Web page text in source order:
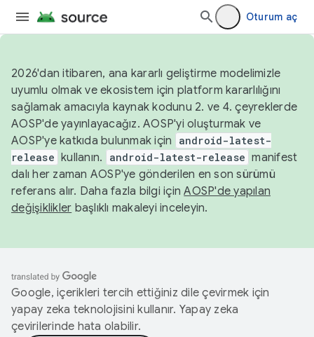
Oturum aç
2026'dan itibaren, ana kararlı geliştirme modelimizle
uyumlu olmak ve ekosistem için platform kararlılığını
sağlamak amacıyla kaynak kodunu 2. ve 4. çeyreklerde
AOSP'de yayınlayacağız. AOSP'yi oluşturmak ve
AOSP'ye katkıda bulunmak için
android-latest-
release kullanın. android-latest-release manifest
dalı her zaman AOSP'ye gönderilen en son sürümü
referans alır. Daha fazla bilgi içinAOSP'de yapılan
değişiklikler başlıklı makaleyi inceleyin.
Google, içerikleri tercih ettiğiniz dile çevirmek için
yapay zeka teknolojisini kullanır. Yapay zeka
çevirilerinde hata olabilir.